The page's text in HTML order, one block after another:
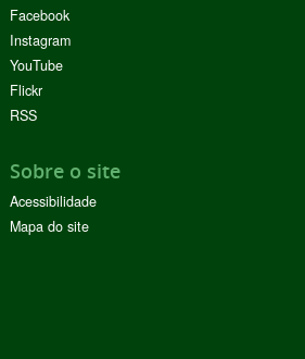
Facebook
Instagram
YouTube
Flickr
RSS
Sobre o site
Acessibilidade
Mapa do site